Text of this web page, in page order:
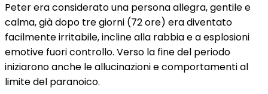
Peter era considerato una persona allegra, gentile e
calma, già dopo tre giorni (72 ore) era diventato
facilmente irritabile, incline alla rabbia e a esplosioni
emotive fuori controllo. Verso la fine del periodo
iniziarono anche le allucinazioni e comportamenti al
limite del paranoico.